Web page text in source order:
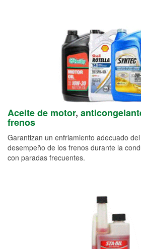
Aceite de motor,
frenos
Garantizan un enfriamiento adecuado
desempeño de los frenos durante la
con paradas frecuentes.